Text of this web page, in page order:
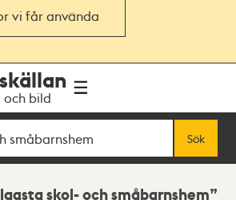
vi får använda
och bild
Sök
skol- och småbarnshem